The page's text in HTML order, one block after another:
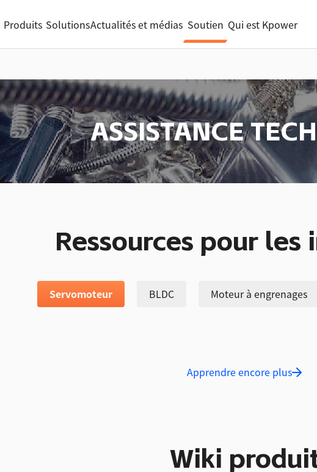
Produits SolutionsActualités et médias Soutien Qui est Kpower
ASSISTANCE
Ressources pour les
Servomoteur BLDC Moteur à engrenages
Apprendre encore plus
Wiki